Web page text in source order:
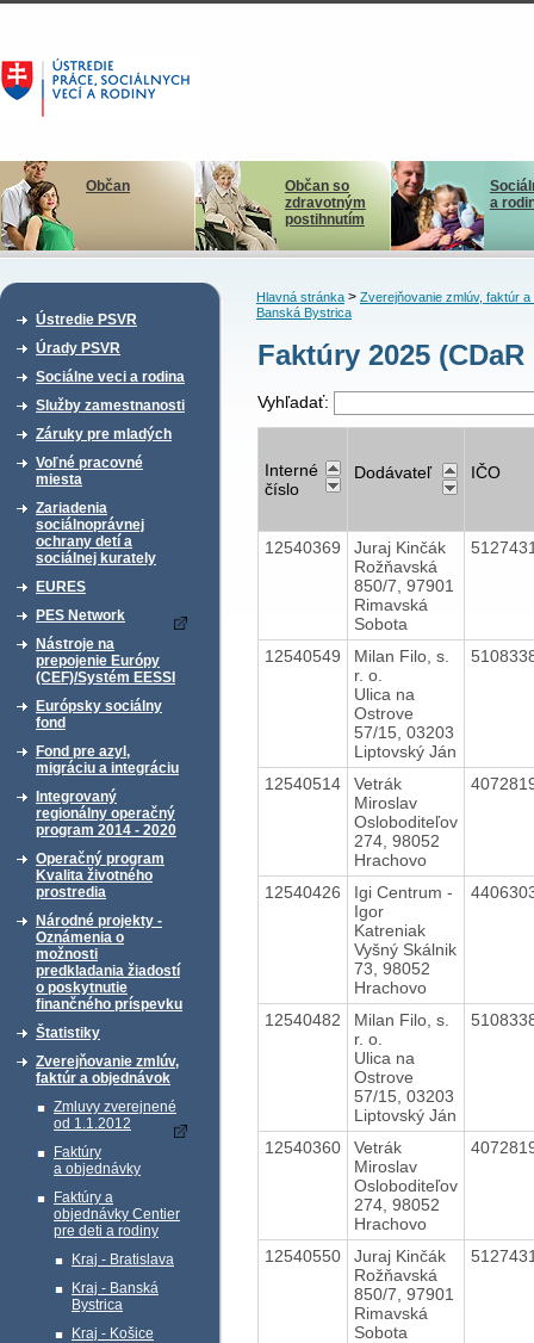
Občan
Občan so
zdravotným
postihnutím
a
Ústredie PSVR
Úrady PSVR
Sociálne veci a rodina
Služby zamestnanosti
Záruky pre mladých
Voľné pracovné
miesta
Zariadenia
sociálnoprávnej
ochrany detí a
sociálnej kurately
EURES
PES Network
Nástroje na
prepojenie Európy
(CEF)/Systém EESSI
Európsky sociálny
fond
Fond pre azyl,
migráciu a integráciu
Integrovaný
regionálny operačný
program 2014 - 2020
Operačný program
Kvalita životného
prostredia
Národné projekty -
Oznámenia o
možnosti
predkladania žiadostí
o poskytnutie
finančného príspevku
Štatistiky
Zverejňovanie zmlúv,
faktúr a objednávok
Zmluvy zverejnené
od 1.1.2012
Faktúry
a objednávky
Faktúry a
objednávky Centier
pre deti a rodiny
Kraj - Bratislava
Kraj - Banská
Bystrica
Kraj - Košice
Hlavná stránka> Zverejňovanie zmlúv, faktúr a
Banská Bystrica
Faktúry 2025
Vyhľadať:
Interné
číslo
Dodávateľ IČO
12540369
Juraj Kinčák
Rožňavská
850/7, 97901
Rimavská
Sobota
12540549
Milan Filo, s.
r. o.
Ulica na
Ostrove
57/15, 03203
Liptovský Ján
12540514
Vetrák
Miroslav
Osloboditeľov
274, 98052
Hrachovo
12540426
Igi Centrum -
Igor
Katreniak
Vyšný Skálnik
73, 98052
Hrachovo
12540482
Milan Filo, s.
r. o.
Ulica na
Ostrove
57/15, 03203
Liptovský Ján
12540360
Vetrák
Miroslav
Osloboditeľov
274, 98052
Hrachovo
12540550
Juraj Kinčák
Rožňavská
850/7, 97901
Rimavská
Sobota